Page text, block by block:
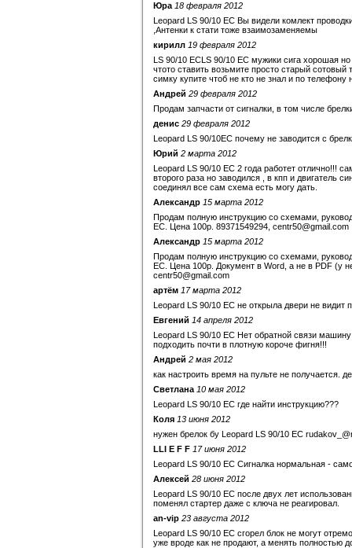
Юра 18 февраля 2012
Leopard LS 90/10 EC Вы видели комлект
,Антенки к стати тоже взаимозаменяемы
кирилл 19 февраля 2012
LS 90/10 ECLS 90/10 EC мужики сига хорошая
чтото ставить возьмите просто старый
симку купите чтоб не кто не знал и по
Андрей 29 февраля 2012
Продам запчасти от сигналки, в том числе
денис 29 февраля 2012
Leopard LS 90/10EC почему не заводится с
Юрий 2 марта 2012
Leopard LS 90/10 EC 2 года работет отлично!!!
второго раза но заводился , в кпп и двигатель
соединял все сам схема есть могу дать.
Александр 15 марта 2012
Продам полную инструкцию со схемами,
EC. Цена 100р. 89371549294, centr50@gmail.com
Александр 15 марта 2012
Продам полную инструкцию со схемами,
EC. Цена 100р. Документ в Word, а не в PDF (у
centr50@gmail.com
артём 17 марта 2012
Leopard LS 90/10 EC не открыла двери не видит
Евгений 14 апреля 2012
Leopard LS 90/10 EC Нет обратной связи
подходить почти в плотную короче фигня!!!
Андрей 2 мая 2012
как настроить время на пульте не получается.
Светлана 10 мая 2012
Leopard LS 90/10 EC где найти инструкцию???
Коля 13 июня 2012
нужен брелок бу Leopard LS 90/10 EC
LLI E F F 17 июня 2012
Leopard LS 90/10 EC Сигналка нормальная -
Алексей 28 июня 2012
Leopard LS 90/10 EC после двух лет
поменял стартер даже с ключа не реагировал.
an-vip 23 августа 2012
Leopard LS 90/10 EC сгорел блок не могут
уже вроде как не продают, а менять полностью